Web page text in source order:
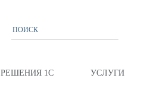
РЕШЕНИЯ 1С УСЛУГИ